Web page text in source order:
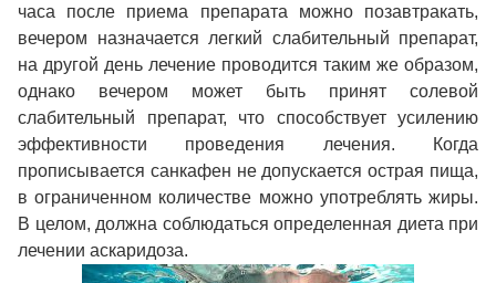
часа после приема препарата можно позавтракать,
вечером назначается легкий слабительный препарат,
на другой день лечение проводится таким же образом,
однако вечером может быть принят солевой
слабительный препарат, что способствует усилению
эффективности проведения лечения. Когда
прописывается санкафен не допускается острая пища,
в ограниченном количестве можно употреблять жиры.
В целом, должна соблюдаться определенная диета при
лечении аскаридоза.